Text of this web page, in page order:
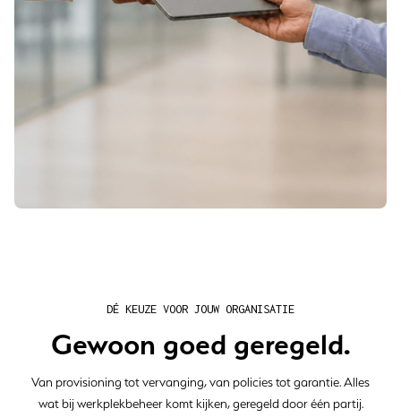
DÉ KEUZE VOOR JOUW ORGANISATIE
Gewoon goed geregeld.
Van provisioning tot vervanging, van policies tot garantie. Alles
wat bij werkplekbeheer komt kijken, geregeld door één partij.